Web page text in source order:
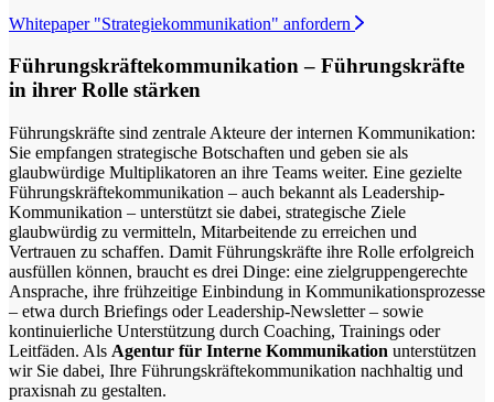
Whitepaper "Strategiekommunikation" anfordern
Führungskräftekommunikation – Führungskräfte
in ihrer Rolle stärken
Führungskräfte sind zentrale Akteure der internen Kommunikation:
Sie empfangen strategische Botschaften und geben sie als
glaubwürdige Multiplikatoren an ihre Teams weiter. Eine gezielte
Führungskräftekommunikation – auch bekannt als Leadership-
Kommunikation – unterstützt sie dabei, strategische Ziele
glaubwürdig zu vermitteln, Mitarbeitende zu erreichen und
Vertrauen zu schaffen. Damit Führungskräfte ihre Rolle erfolgreich
ausfüllen können, braucht es drei Dinge: eine zielgruppengerechte
Ansprache, ihre frühzeitige Einbindung in Kommunikationsprozesse
– etwa durch Briefings oder Leadership-Newsletter – sowie
kontinuierliche Unterstützung durch Coaching, Trainings oder
Leitfäden. Als Agentur für Interne Kommunikation unterstützen
wir Sie dabei, Ihre Führungskräftekommunikation nachhaltig und
praxisnah zu gestalten.